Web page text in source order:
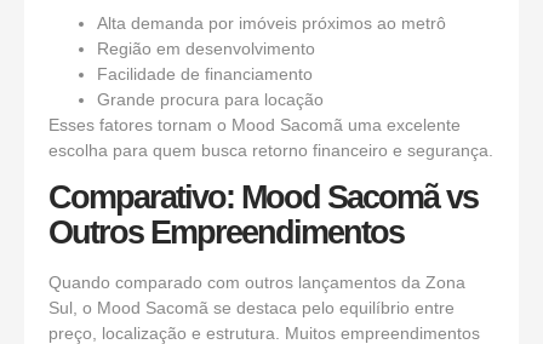
Alta demanda por imóveis próximos ao metrô
Região em desenvolvimento
Facilidade de financiamento
Grande procura para locação
Esses fatores tornam o Mood Sacomã uma excelente
escolha para quem busca retorno financeiro e segurança.
Comparativo: Mood Sacomã vs
Outros Empreendimentos
Quando comparado com outros lançamentos da Zona
Sul, o Mood Sacomã se destaca pelo equilíbrio entre
preço, localização e estrutura. Muitos empreendimentos